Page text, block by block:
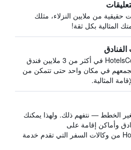
حقيقية من ملايين النزلاء، مثلك
المثالية بكل ثقة!
يبحث HotelsCombined في أكثر من 3 ملايين فندق
في مكان واحد حتى تتمكن من
المثالية.
الخطط — نتفهم ذلك. ولهذا يمكنك
وأماكن إقامة على
HotelsCombined من وكالات السفر التي تقدم خدمة